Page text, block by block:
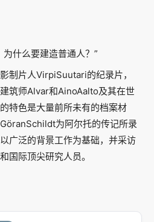
什么要建造普通人？”
制片人VirpiSuutari的纪录片，
筑师Alvar和AinoAalto及其在世
特色是大量前所未有的档案材
为阿尔托的传记所录
广泛的背景工作为基础，并采访
国际顶尖研究人员。